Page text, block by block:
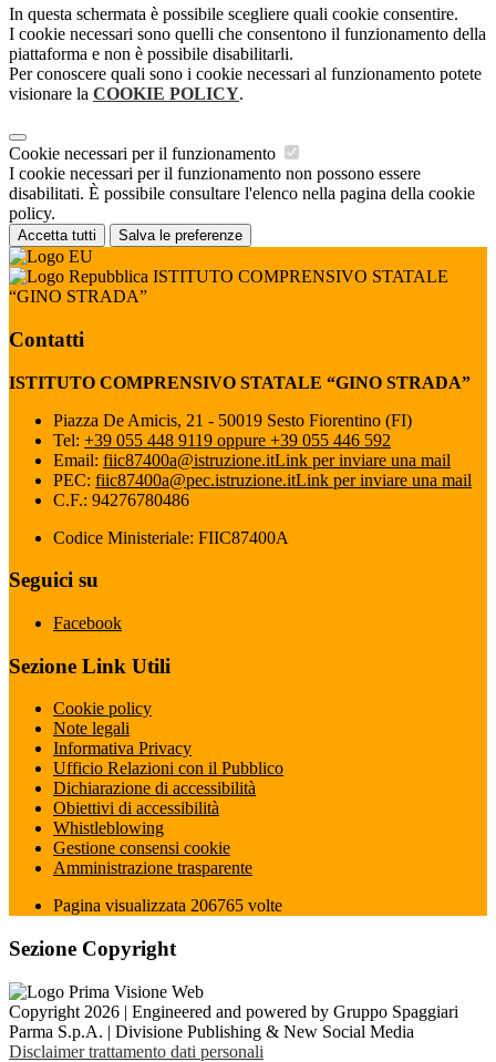
In questa schermata è possibile scegliere quali cookie consentire.
I cookie necessari sono quelli che consentono il funzionamento della
piattaforma e non è possibile disabilitarli.
Per conoscere quali sono i cookie necessari al funzionamento potete
visionare la COOKIE POLICY.
Cookie necessari per il funzionamento
I cookie necessari per il funzionamento non possono essere
disabilitati. È possibile consultare l'elenco nella pagina della cookie
policy.
Accetta tutti Salva le preferenze
ISTITUTO COMPRENSIVO STATALE
“GINO STRADA”
Contatti
ISTITUTO COMPRENSIVO STATALE “GINO STRADA”
Piazza De Amicis, 21 - 50019 Sesto Fiorentino (FI)
Tel: +39 055 448 9119 oppure +39 055 446 592
Email: fiic87400a@istruzione.itLink per inviare una mail
PEC: fiic87400a@pec.istruzione.itLink per inviare una mail
C.F.: 94276780486
Codice Ministeriale: FIIC87400A
Seguici su
Facebook
Sezione Link Utili
Cookie policy
Note legali
Informativa Privacy
Ufficio Relazioni con il Pubblico
Dichiarazione di accessibilità
Obiettivi di accessibilità
Whistleblowing
Gestione consensi cookie
Amministrazione trasparente
Pagina visualizzata 206765 volte
Sezione Copyright
Copyright 2026 | Engineered and powered by Gruppo Spaggiari
Parma S.p.A. | Divisione Publishing & New Social Media
Disclaimer trattamento dati personali